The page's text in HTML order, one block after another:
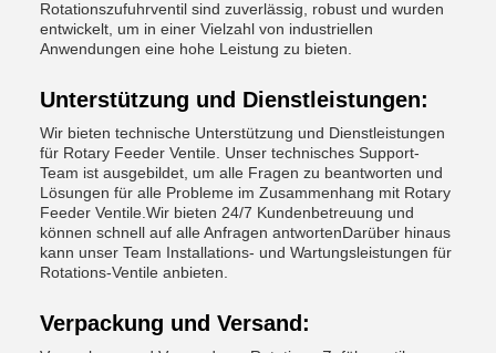
Rotationszufuhrventil sind zuverlässig, robust und wurden
entwickelt, um in einer Vielzahl von industriellen
Anwendungen eine hohe Leistung zu bieten.
Unterstützung und Dienstleistungen:
Wir bieten technische Unterstützung und Dienstleistungen
für Rotary Feeder Ventile. Unser technisches Support-
Team ist ausgebildet, um alle Fragen zu beantworten und
Lösungen für alle Probleme im Zusammenhang mit Rotary
Feeder Ventile.Wir bieten 24/7 Kundenbetreuung und
können schnell auf alle Anfragen antwortenDarüber hinaus
kann unser Team Installations- und Wartungsleistungen für
Rotations-Ventile anbieten.
Verpackung und Versand: